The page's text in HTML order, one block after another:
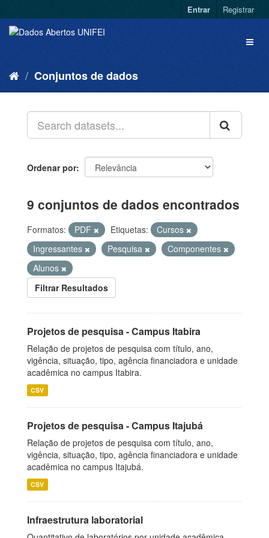
Entrar Registrar
Conjuntos de dados
Ordenar por
9 conjuntos de dados encontrados
Formatos: PDF Etiquetas:
Cursos
Ingressantes
Pesquisa
Componentes
Alunos
Filtrar Resultados
Projetos de pesquisa - Campus Itabira
Relação de projetos de pesquisa com título, ano,
vigência, situação, tipo, agência financiadora e unidade
acadêmica no campus Itabira.
CSV
Projetos de pesquisa - Campus Itajubá
Relação de projetos de pesquisa com título, ano,
vigência, situação, tipo, agência financiadora e unidade
acadêmica no campus Itajubá.
CSV
Infraestrutura laboratorial